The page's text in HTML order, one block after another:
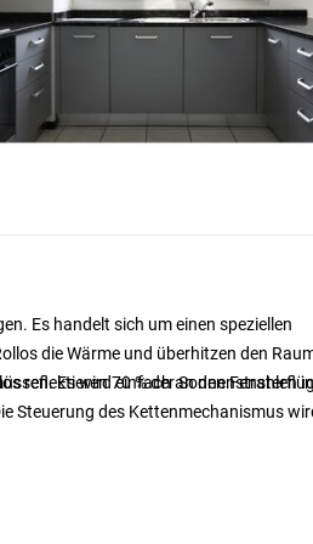
Es handelt sich um einen speziellen
die Wärme und überhitzen den
reflektieren 70 % der Sonnenstrahlen in
Es wird einfach an den
Steuerung des Kettenmechanismus